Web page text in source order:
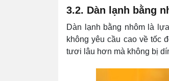
3.2. Dàn lạnh bằng
Dàn lạnh bằng nhôm là
không yêu cầu cao về tốc
tươi lâu hơn mà không bị